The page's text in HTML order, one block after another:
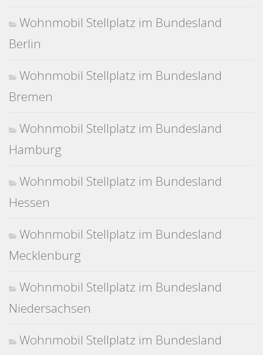
Wohnmobil Stellplatz im Bundesland
Berlin
Wohnmobil Stellplatz im Bundesland
Bremen
Wohnmobil Stellplatz im Bundesland
Hamburg
Wohnmobil Stellplatz im Bundesland
Hessen
Wohnmobil Stellplatz im Bundesland
Mecklenburg
Wohnmobil Stellplatz im Bundesland
Niedersachsen
Wohnmobil Stellplatz im Bundesland